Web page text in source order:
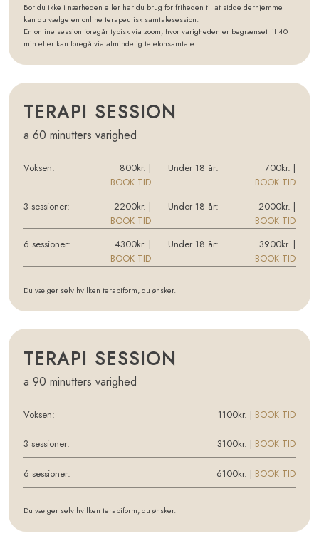
​Bor du ikke i nærheden eller har du brug for friheden til at sidde derhjemme
kan du vælge en online terapeutisk samtalesession.
En online session foregår typisk via zoom, hvor varigheden er begrænset til 40
min eller kan foregå via almindelig telefonsamtale.
​TERAPI SESSION
a 60 minutters varighed​
Voksen:​
800kr.​​ |
BOOK TID
Under 18 år:​
700kr. |
BOOK TID
3 sessioner:
2200kr. |
BOOK TID
Under 18 år:​
2000kr. |
BOOK TID
6 sessioner:
4300kr. |
BOOK TID
Under 18 år:​
3900kr. |
BOOK TID
Du vælger selv hvilken terapiform, du ønsker.​​
​TERAPI SESSION
a 90 minutters varighed​
Voksen:​ 1100kr.​​ | BOOK TID
3 sessioner: 3100kr. | BOOK TID
6 sessioner: 6100kr. | BOOK TID
Du vælger selv hvilken terapiform, du ønsker.​​